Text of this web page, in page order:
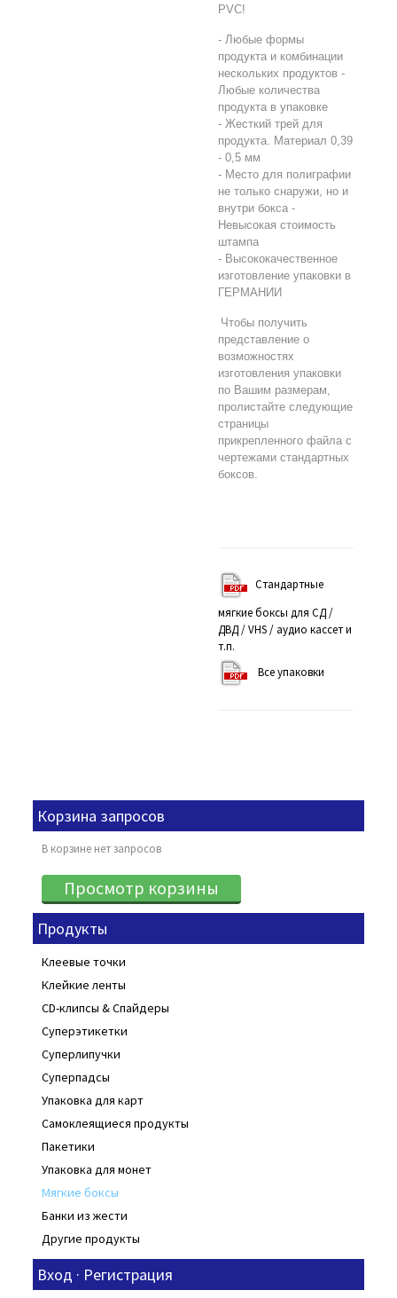
PVC!
- Любые формы
продукта и комбинации
нескольких продуктов -
Любые количества
продукта в упаковке
- Жесткий трей для
продукта. Материал 0,39
- 0,5 мм
- Место для полиграфии
не только снаружи, но и
внутри бокса -
Невысокая стоимость
штампа
- Высококачественное
изготовление упаковки в
ГЕРМАНИИ
Чтобы получить
представление о
возможностях
изготовления упаковки
по Вашим размерам,
пролистайте следующие
страницы
прикрепленного файла с
чертежами стандартных
боксов.
Стандартные
мягкие боксы для СД /
ДВД / VHS / аудио кассет и
т.п.
Все упаковки
Корзина запросов
В корзине нет запросов
Продукты
Клеевые точки
Клейкие ленты
CD-клипсы & Спайдеры
Суперэтикетки
Суперлипучки
Суперпадсы
Упаковка для карт
Самоклеящиеся продукты
Пакетики
Упаковка для монет
Мягкие боксы
Банки из жести
Другие продукты
Вход · Регистрация